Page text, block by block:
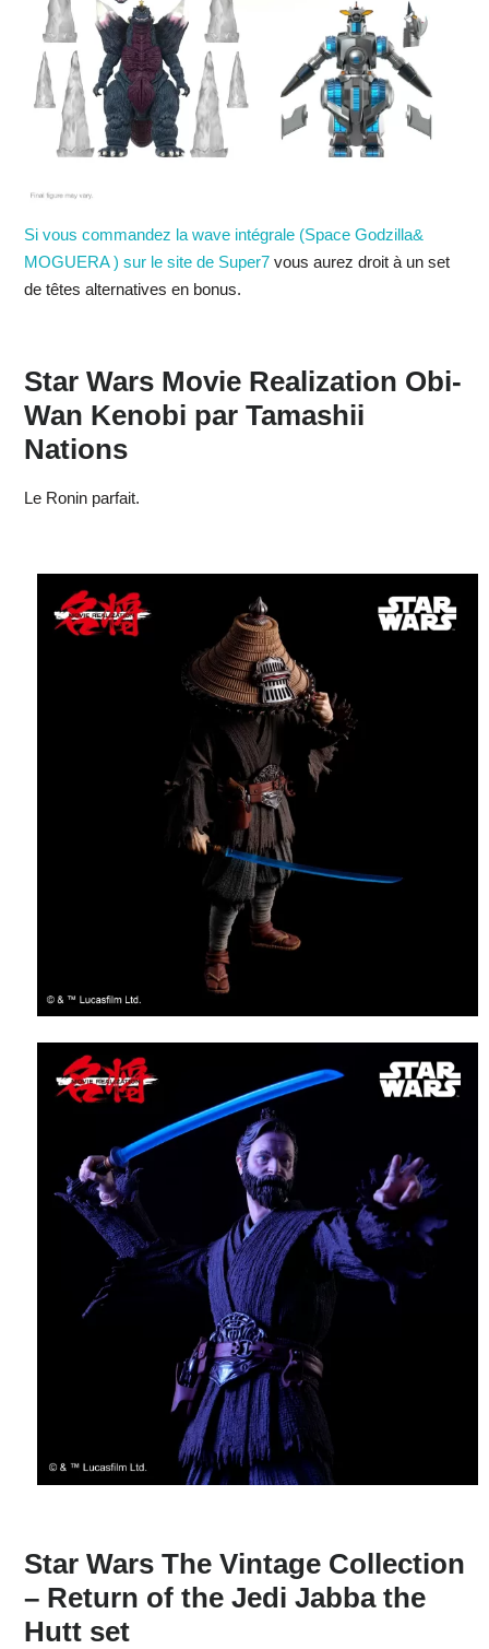
Si vous commandez la wave intégrale (Space Godzilla&
MOGUERA ) sur le site de Super7vous aurez droit à un set
de têtes alternatives en bonus.
Star Wars Movie Realization Obi-
Wan Kenobi par Tamashii
Nations
Le Ronin parfait.
Star Wars The Vintage Collection
– Return of the Jedi Jabba the
Hutt set